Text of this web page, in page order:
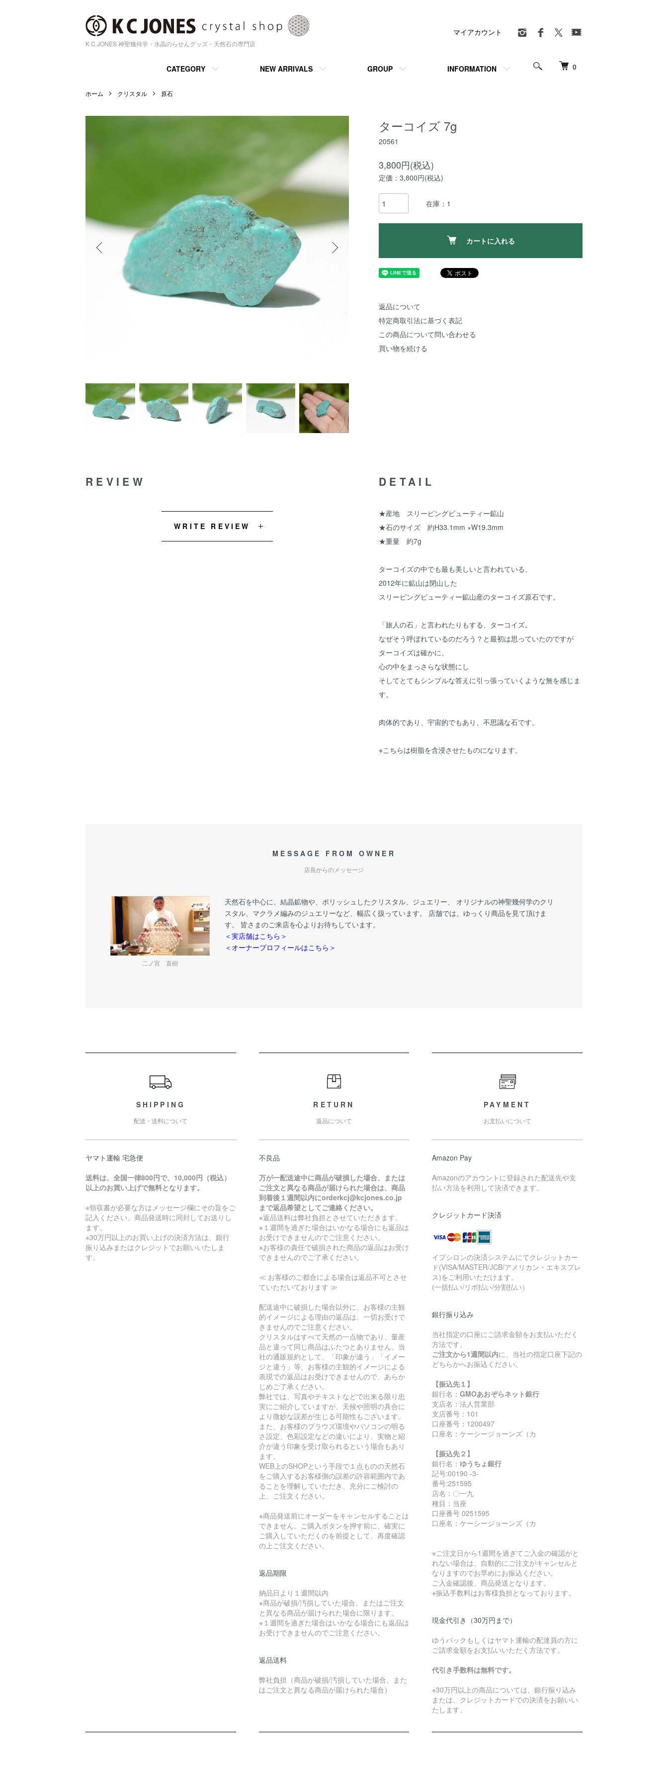
K C JONES 神聖幾何学・水晶のらせんグッズ・天然石の専門店
0
CATEGORY NEW ARRIVALS GROUP INFORMATION
マイアカウント
ホーム クリスタル 原石
ターコイズ 7g
20561
3,800円(税込)
定価：3,800円(税込)
在庫：1
カートに入れる
返品について
特定商取引法に基づく表記
この商品について問い合わせる
買い物を続ける
DETAIL
★産地 スリーピングビューティー鉱山
★石のサイズ 約H33.1mm ×W19.3mm
★重量 約7g
ターコイズの中でも最も美しいと言われている、
2012年に鉱山は閉山した
スリーピングビューティー鉱山産のターコイズ原石です。
「旅人の石」と言われたりもする、ターコイズ。
なぜそう呼ぼれているのだろう？と最初は思っていたのですが
ターコイズは確かに、
心の中をまっさらな状態にし
そしてとてもシンプルな答えに引っ張っていくような無を感じま
す。
肉体的であり、宇宙的でもあり、不思議な石です。
※こちらは樹脂を含浸させたものになります。
REVIEW
WRITE REVIEW
MESSAGE FROM OWNER
店長からのメッセージ
二ノ宮 直樹
天然石を中心に、結晶鉱物や、ポリッシュしたクリスタル、ジュエリー、 オリジナルの神聖幾何学のクリ
スタル、マクラメ編みのジュエリーなど、幅広く扱っています。 店舗では、ゆっくり商品を見て頂けま
す。 皆さまのご来店を心よりお待ちしています。
＜実店舗はこちら＞
＜オーナープロフィールはこちら＞
SHIPPING
配送・送料について
ヤマト運輸 宅急便
送料は、全国一律800円で、10,000円（税込）
以上のお買い上げで無料となります。
※領収書が必要な方はメッセージ欄にその旨をご
記入ください。商品発送時に同封してお送りし
ます。
※30万円以上のお買い上げの決済方法は、銀行
振り込みまたはクレジットでお願いいたしま
す。
RETURN
返品について
不良品
万が一配送途中に商品が破損した場合、または
ご注文と異なる商品が届けられた場合は、商品
到着後１週間以内にorderkcj@kcjones.co.jp
まで返品希望としてご連絡ください。
※返品送料は弊社負担とさせていただきます。
※１週間を過ぎた場合はいかなる場合にも返品は
お受けできませんのでご注意ください。
※お客様の責任で破損された商品の返品はお受け
できませんのでご了承ください。
≪ お客様のご都合による場合は返品不可とさせ
ていただいております ≫
配送途中に破損した場合以外に、お客様の主観
的イメージによる理由の返品は、一切お受けで
きませんのでご注意ください。
クリスタルはすべて天然の一点物であり、量産
品と違って同じ商品はふたつとありません。当
社の通販規約として、「印象が違う」「イメー
ジと違う」等、お客様の主観的イメージによる
表現での返品はお受けできませんので、あらか
じめご了承ください。
弊社では、写真やテキストなどで出来る限り忠
実にご紹介していますが、天候や照明の具合に
より微妙な誤差が生じる可能性もございます。
また、お客様のブラウズ環境やパソコンの明る
さ設定、色彩設定などの違いにより、実物と紹
介が違う印象を受け取られるという場合もあり
ます。
WEB上のSHOPという手段で１点ものの天然石
をご購入するお客様側の誤差の許容範囲内であ
ることを理解していただき、充分にご検討の
上、ご注文ください。
※商品発送前にオーダーをキャンセルすることは
できません。ご購入ボタンを押す前に、確実に
ご購入していただくのを前提として、再度確認
の上ご注文ください。
返品期限
納品日より１週間以内
※商品が破損/汚損していた場合、またはご注文
と異なる商品が届けられた場合に限ります。
※１週間を過ぎた場合はいかなる場合にも返品は
お受けできませんのでご注意ください。
返品送料
弊社負担（商品が破損/汚損していた場合、また
はご注文と異なる商品が届けられた場合）
PAYMENT
お支払いについて
Amazon Pay
Amazonのアカウントに登録された配送先や支
払い方法を利用して決済できます。
クレジットカード決済
イプシロンの決済システムにてクレジットカー
ド(VISA/MASTER/JCB/アメリカン・エキスプレ
ス)をご利用いただけます。
(一括払い/リボ払い/分割払い）
銀行振り込み
当社指定の口座にご請求金額をお支払いただく
方法です。
ご注文から1週間以内に、当社の指定口座下記の
どちらかへお振込ください。
【振込先１】
銀行名：GMOあおぞらネット銀行
支店名：法人営業部
支店番号：101
口座番号：1200497
口座名：ケーシージョーンズ（カ
【振込先２】
銀行名： ゆうちょ銀行
記号:00190 -3-
番号:251595
店名：〇一九
種目：当座
口座番号 0251595
口座名：ケーシージョーンズ（カ
※ご注文日から1週間を過ぎてご入金の確認がと
れない場合は、自動的にご注文がキャンセルと
なりますのでお早めにお振込ください。
ご入金確認後、商品発送となります。
※振込手数料はお客様負担となっております。
現金代引き（30万円まで）
ゆうパックもしくはヤマト運輸の配達員の方に
ご請求金額をお支払いいただく方法です。
代引き手数料は無料です。
※30万円以上の商品については、銀行振り込み
または、クレジットカードでの決済をお願いい
たします。